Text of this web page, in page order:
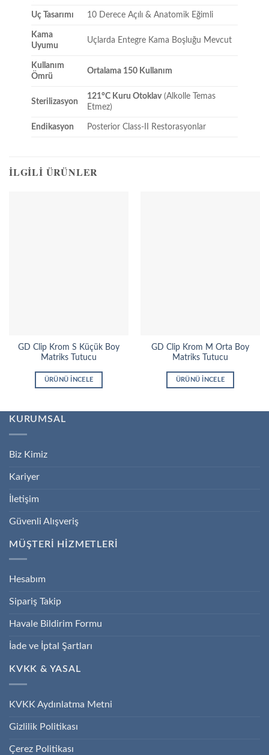
Uç Tasarımı 10 Derece Açılı & Anatomik Eğimli
Kama
Uyumu
Uçlarda Entegre Kama Boşluğu Mevcut
Kullanım
Ömrü
Ortalama 150 Kullanım
Sterilizasyon
121°C Kuru Otoklav(Alkolle Temas
Etmez)
Endikasyon Posterior Class-II Restorasyonlar
İLGILI ÜRÜNLER
GD Clip Krom S Küçük Boy
Matriks Tutucu
ÜRÜNÜ İNCELE
GD Clip Krom M Orta Boy
Matriks Tutucu
ÜRÜNÜ İNCELE
KURUMSAL
Biz Kimiz
Kariyer
İletişim
Güvenli Alışveriş
MÜŞTERİ HİZMETLERİ
Hesabım
Sipariş Takip
Havale Bildirim Formu
İade ve İptal Şartları
KVKK & YASAL
KVKK Aydınlatma Metni
Gizlilik Politikası
Çerez Politikası